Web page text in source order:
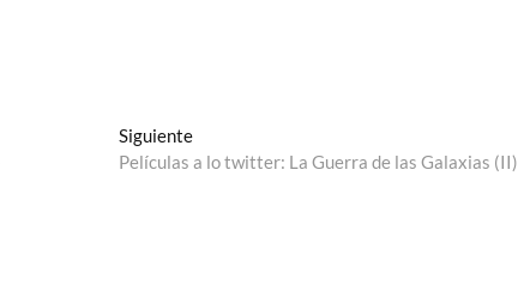
SiguienteEntrada
siguiente:
Películas a lo twitter: La Guerra de las Galaxias (II)